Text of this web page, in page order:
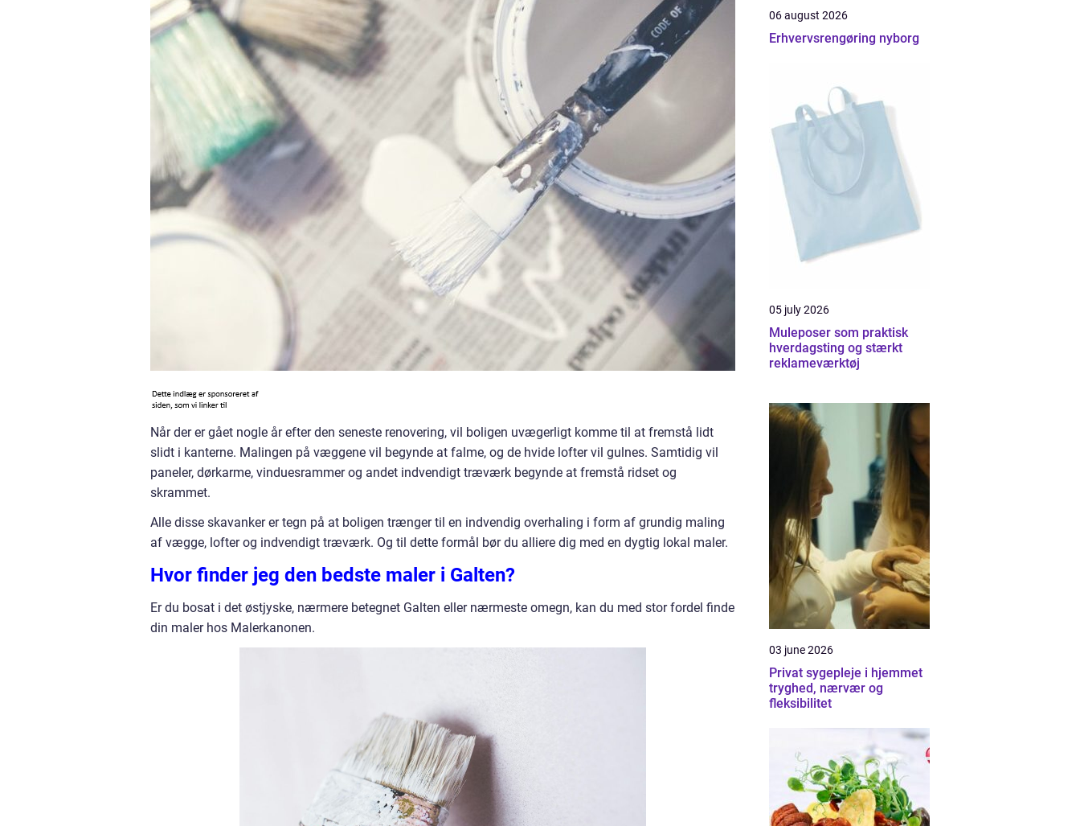
Når der er gået nogle år efter den seneste renovering, vil boligen uvægerligt komme til at fremstå lidt
slidt i kanterne. Malingen på væggene vil begynde at falme, og de hvide lofter vil gulnes. Samtidig vil
paneler, dørkarme, vinduesrammer og andet indvendigt træværk begynde at fremstå ridset og
skrammet.
Alle disse skavanker er tegn på at boligen trænger til en indvendig overhaling i form af grundig maling
af vægge, lofter og indvendigt træværk. Og til dette formål bør du alliere dig med en dygtig lokal maler.
Hvor finder jeg den bedste maler i Galten?
Er du bosat i det østjyske, nærmere betegnet Galten eller nærmeste omegn, kan du med stor fordel finde
din maler hos Malerkanonen.
06 august 2026
Erhvervsrengøring nyborg
05 july 2026
Muleposer som praktisk
hverdagsting og stærkt
reklameværktøj
03 june 2026
Privat sygepleje i hjemmet
tryghed, nærvær og
fleksibilitet